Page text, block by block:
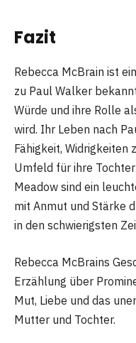
Fazit
Rebecca McBrain ist
zu Paul Walker
Würde und ihre Rolle
wird. Ihr Leben nach
Fähigkeit, Widrigkeiten
Umfeld für ihre
Meadow sind ein
mit Anmut und Stärke
in den schwierigsten
Rebecca McBrains
Erzählung über
Mut, Liebe und das
Mutter und Tochter.